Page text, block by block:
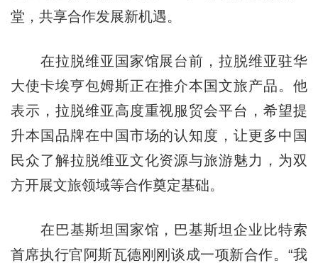
堂，共享合作发展新机遇。
在拉脱维亚国家馆展台前，拉脱维亚驻华
大使卡埃亨包姆斯正在推介本国文旅产品。他
表示，拉脱维亚高度重视服贸会平台，希望提
升本国品牌在中国市场的认知度，让更多中国
民众了解拉脱维亚文化资源与旅游魅力，为双
方开展文旅领域等合作奠定基础。
在巴基斯坦国家馆，巴基斯坦企业比特索
首席执行官阿斯瓦德刚刚谈成一项新合作。“我